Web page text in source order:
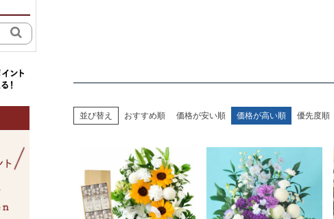
並び替え おすすめ順 価格が安い順 価格が高い順 優先度順